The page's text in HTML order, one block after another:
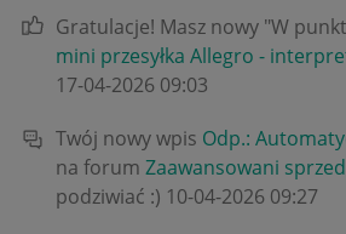
Gratulacje! Masz nowy "W
mini przesyłka Allegro -
‎17-04-2026 09:03
Twój nowy wpis Odp.:
na forum Zaawansowani
podziwiać :) ‎10-04-2026 09:27